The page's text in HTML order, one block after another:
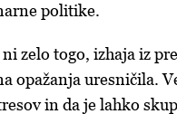
politike.
zelo togo, izhaja iz
opažanja uresničila.
in da je lahko